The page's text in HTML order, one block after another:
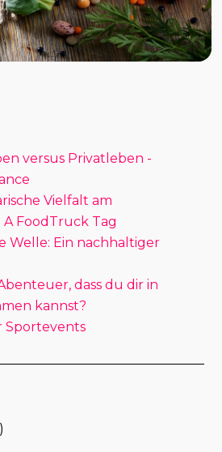
versus Privatleben -
Vielfalt am
FoodTruck Tag
Welle: Ein nachhaltiger
dass du dir in
kannst?
Sportevents